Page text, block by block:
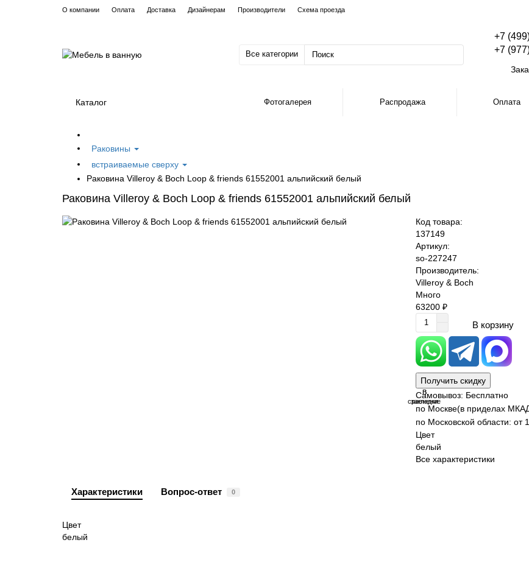
О компании Оплата Доставка Дизайнерам Производители Схема проезда
Все категории
+7
+7
Каталог Фотогалерея Распродажа Оплата
Раковины
встраиваемые сверху
Раковина Villeroy & Boch Loop & friends 61552001 альпийский белый
Раковина Villeroy & Boch Loop & friends 61552001 альпийский белый
Код товара:
137149
Артикул:
so-227247
Производитель:
Villeroy & Boch
Много
63200 ₽
В корзину
Получить скидку
В
закладки
В
сравнение
Самовывоз: Бесплатно
по Москве(в приделах
по Московской области: от
Цвет
белый
Все характеристики
Характеристики Вопрос-ответ 0
Цвет
белый